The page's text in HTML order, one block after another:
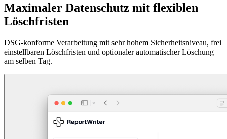
Maximaler Datenschutz mit flexiblen
Löschfristen
DSG-konforme Verarbeitung mit sehr hohem Sicherheitsniveau, frei
einstellbaren Löschfristen und optionaler automatischer Löschung
am selben Tag.